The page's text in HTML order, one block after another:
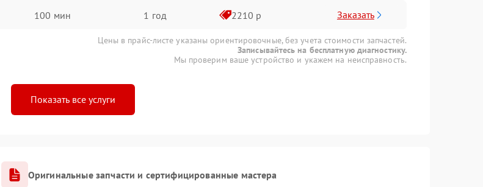
100 мин 1 год 2210 р Заказать
Цены в прайс-листе указаны ориентировочные, без учета стоимости запчастей.
Записывайтесь на бесплатную диагностику.
Мы проверим ваше устройство и укажем на неисправность.
Показать все услуги
Оригинальные запчасти и сертифицированные мастера